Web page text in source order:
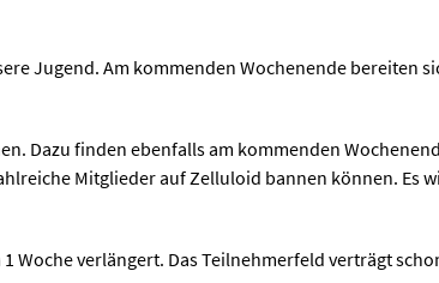
Jugend. Am kommenden Wochenende bereiten
Dazu finden ebenfalls am kommenden
Mitglieder auf Zelluloid bannen können. Es
Woche verlängert. Das Teilnehmerfeld verträgt